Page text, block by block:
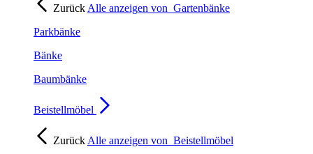
Zurück Alle anzeigen von Gartenbänke
Parkbänke
Bänke
Baumbänke
Beistellmöbel
Zurück Alle anzeigen von Beistellmöbel